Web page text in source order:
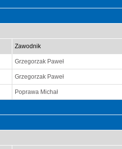
Zawodnik
Grzegorzak Paweł
Grzegorzak Paweł
Poprawa Michał